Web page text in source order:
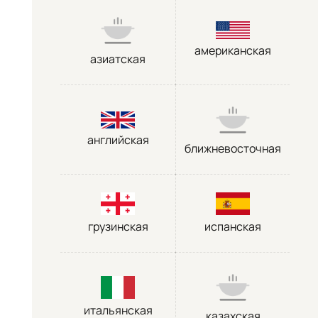
азиатская
американская
английская
ближневосточная
грузинская испанская
итальянская